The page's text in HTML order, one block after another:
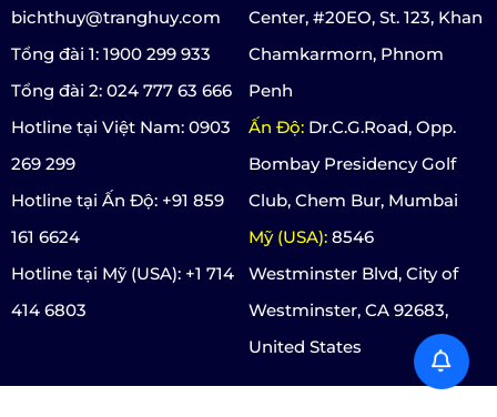
bichthuy@tranghuy.com
Tổng đài 1: 1900 299 933
Tổng đài 2: 024 777 63 666
Hotline tại Việt Nam: 0903
269 299
Hotline tại Ấn Độ: +91 859
161 6624
Hotline tại Mỹ (USA): +1 714
414 6803
Center, #20EO, St. 123, Khan
Chamkarmorn, Phnom
Penh
Ấn Độ: Dr.C.G.Road, Opp.
Bombay Presidency Golf
Club, Chem Bur, Mumbai
Mỹ (USA): 8546
Westminster Blvd, City of
Westminster, CA 92683,
United States